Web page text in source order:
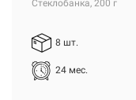
Стеклобанка, 200 г
8 шт.
24 мес.